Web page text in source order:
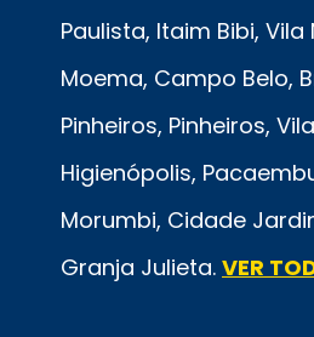
Paulista, Itaim Bibi,
Moema, Campo Belo,
Pinheiros, Pinheiros,
Higienópolis,
Morumbi, Cidade
Granja Julieta. VER